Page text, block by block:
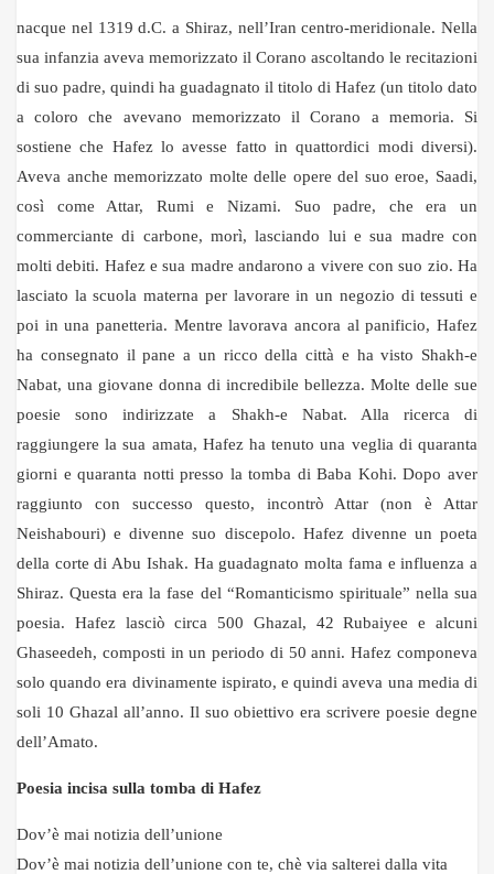
nacque nel 1319 d.C. a Shiraz, nell’Iran centro-meridionale. Nella
sua infanzia aveva memorizzato il Corano ascoltando le recitazioni
di suo padre, quindi ha guadagnato il titolo di Hafez (un titolo dato
a coloro che avevano memorizzato il Corano a memoria. Si
sostiene che Hafez lo avesse fatto in quattordici modi diversi).
Aveva anche memorizzato molte delle opere del suo eroe, Saadi,
così come Attar, Rumi e Nizami. Suo padre, che era un
commerciante di carbone, morì, lasciando lui e sua madre con
molti debiti. Hafez e sua madre andarono a vivere con suo zio. Ha
lasciato la scuola materna per lavorare in un negozio di tessuti e
poi in una panetteria. Mentre lavorava ancora al panificio, Hafez
ha consegnato il pane a un ricco della città e ha visto Shakh-e
Nabat, una giovane donna di incredibile bellezza. Molte delle sue
poesie sono indirizzate a Shakh-e Nabat. Alla ricerca di
raggiungere la sua amata, Hafez ha tenuto una veglia di quaranta
giorni e quaranta notti presso la tomba di Baba Kohi. Dopo aver
raggiunto con successo questo, incontrò Attar (non è Attar
Neishabouri) e divenne suo discepolo. Hafez divenne un poeta
della corte di Abu Ishak. Ha guadagnato molta fama e influenza a
Shiraz. Questa era la fase del “Romanticismo spirituale” nella sua
poesia. Hafez lasciò circa 500 Ghazal, 42 Rubaiyee e alcuni
Ghaseedeh, composti in un periodo di 50 anni. Hafez componeva
solo quando era divinamente ispirato, e quindi aveva una media di
soli 10 Ghazal all’anno. Il suo obiettivo era scrivere poesie degne
dell’Amato.
Poesia incisa sulla tomba di Hafez
Dov’è mai notizia dell’unione
Dov’è mai notizia dell’unione con te, chè via salterei dalla vita